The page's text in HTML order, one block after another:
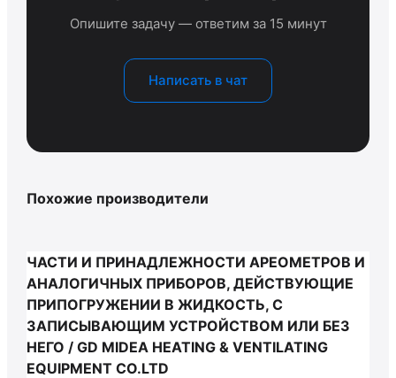
Опишите задачу — ответим за 15 минут
Написать в чат
Похожие производители
ЧАСТИ И ПРИНАДЛЕЖНОСТИ АРЕОМЕТРОВ И
АНАЛОГИЧНЫХ ПРИБОРОВ, ДЕЙСТВУЮЩИЕ
ПРИПОГРУЖЕНИИ В ЖИДКОСТЬ, С
ЗАПИСЫВАЮЩИМ УСТРОЙСТВОМ ИЛИ БЕЗ
НЕГО / GD MIDEA HEATING & VENTILATING
EQUIPMENT CO.LTD